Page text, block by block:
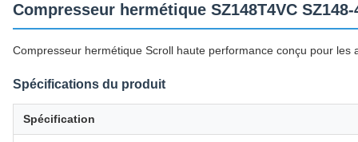
Compresseur hermétique SZ148T4VC
Compresseur hermétique Scroll haute performance conçu pour
Spécifications du produit
Spécification